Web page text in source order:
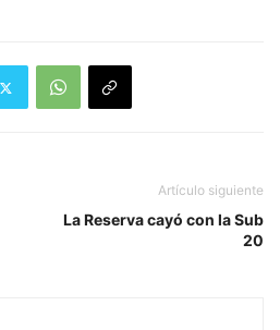
Artículo siguiente
La Reserva cayó con la Sub
20